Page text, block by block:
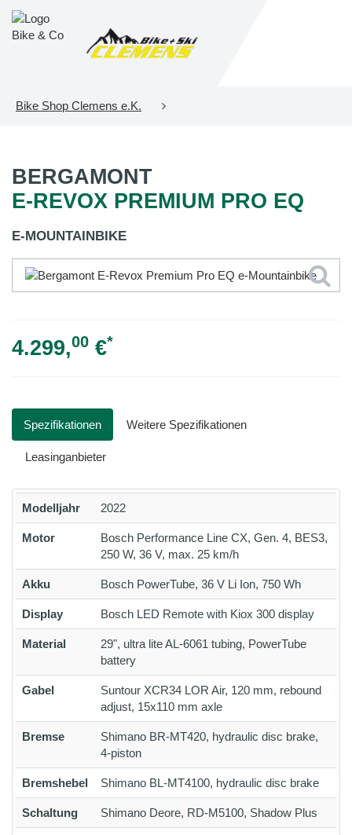
Bike Shop Clemens e.K.
BERGAMONT
E-REVOX PREMIUM PRO EQ
E-MOUNTAINBIKE
4.299,00 €*
Spezifikationen Weitere Spezifikationen
Leasinganbieter
Modelljahr 2022
Motor
Bosch Performance Line CX, Gen. 4, BES3,
250 W, 36 V, max. 25 km/h
Akku Bosch PowerTube, 36 V Li Ion, 750 Wh
Display Bosch LED Remote with Kiox 300 display
Material
29", ultra lite AL-6061 tubing, PowerTube
battery
Gabel
Suntour XCR34 LOR Air, 120 mm, rebound
adjust, 15x110 mm axle
Bremse
Shimano BR-MT420, hydraulic disc brake,
4-piston
Bremshebel Shimano BL-MT4100, hydraulic disc brake
Schaltung Shimano Deore, RD-M5100, Shadow Plus